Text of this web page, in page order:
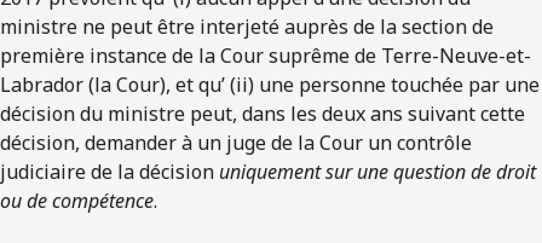
ministre ne peut être interjeté auprès de la section de
première instance de la Cour suprême de Terre-Neuve-et-
Labrador (la Cour), et qu’ (ii) une personne touchée par une
décision du ministre peut, dans les deux ans suivant cette
décision, demander à un juge de la Cour un contrôle
judiciaire de la décision uniquement sur une question de droit
ou de compétence.